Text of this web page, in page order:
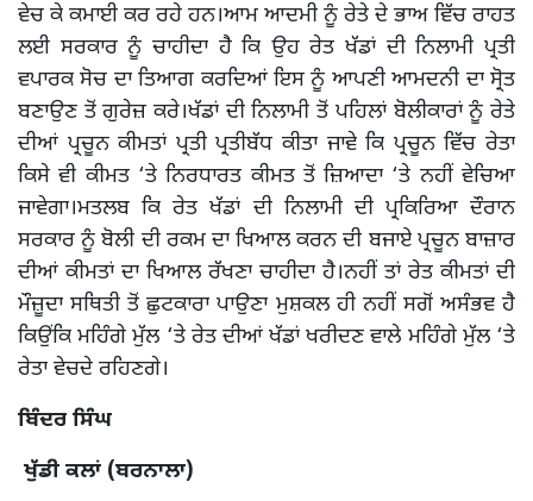
ਵੇਚ ਕੇ ਕਮਾਈ ਕਰ ਰਹੇ ਹਨ।ਆਮ ਆਦਮੀ ਨੂੰ ਰੇਤੇ ਦੇ ਭਾਅ ਵਿੱਚ ਰਾਹਤ
ਲਈ ਸਰਕਾਰ ਨੂੰ ਚਾਹੀਦਾ ਹੈ ਕਿ ਉਹ ਰੇਤ ਖੱਡਾਂ ਦੀ ਨਿਲਾਮੀ ਪ੍ਰਤੀ
ਵਪਾਰਕ ਸੋਚ ਦਾ ਤਿਆਗ ਕਰਦਿਆਂ ਇਸ ਨੂੰ ਆਪਣੀ ਆਮਦਨੀ ਦਾ ਸ੍ਰੋਤ
ਬਣਾਉਣ ਤੋਂ ਗੁਰੇਜ਼ ਕਰੇ।ਖੱਡਾਂ ਦੀ ਨਿਲਾਮੀ ਤੋਂ ਪਹਿਲਾਂ ਬੋਲੀਕਾਰਾਂ ਨੂੰ ਰੇਤੇ
ਦੀਆਂ ਪ੍ਰਚੂਨ ਕੀਮਤਾਂ ਪ੍ਰਤੀ ਪ੍ਰਤੀਬੱਧ ਕੀਤਾ ਜਾਵੇ ਕਿ ਪ੍ਰਚੂਨ ਵਿੱਚ ਰੇਤਾ
ਕਿਸੇ ਵੀ ਕੀਮਤ ‘ਤੇ ਨਿਰਧਾਰਤ ਕੀਮਤ ਤੋਂ ਜ਼ਿਆਦਾ ‘ਤੇ ਨਹੀਂ ਵੇਚਿਆ
ਜਾਵੇਗਾ।ਮਤਲਬ ਕਿ ਰੇਤ ਖੱਡਾਂ ਦੀ ਨਿਲਾਮੀ ਦੀ ਪ੍ਰਕਿਰਿਆ ਦੌਰਾਨ
ਸਰਕਾਰ ਨੂੰ ਬੋਲੀ ਦੀ ਰਕਮ ਦਾ ਖਿਆਲ ਕਰਨ ਦੀ ਬਜਾਏ ਪ੍ਰਚੂਨ ਬਾਜ਼ਾਰ
ਦੀਆਂ ਕੀਮਤਾਂ ਦਾ ਖਿਆਲ ਰੱਖਣਾ ਚਾਹੀਦਾ ਹੈ।ਨਹੀਂ ਤਾਂ ਰੇਤ ਕੀਮਤਾਂ ਦੀ
ਮੌਜ਼ੂਦਾ ਸਥਿਤੀ ਤੋਂ ਛੁਟਕਾਰਾ ਪਾਉਣਾ ਮੁਸ਼ਕਲ ਹੀ ਨਹੀਂ ਸਗੋਂ ਅਸੰਭਵ ਹੈ
ਕਿਉਂਕਿ ਮਹਿੰਗੇ ਮੁੱਲ ‘ਤੇ ਰੇਤ ਦੀਆਂ ਖੱਡਾਂ ਖਰੀਦਣ ਵਾਲੇ ਮਹਿੰਗੇ ਮੁੱਲ ‘ਤੇ
ਰੇਤਾ ਵੇਚਦੇ ਰਹਿਣਗੇ।
ਬਿੰਦਰ ਸਿੰਘ
ਖੁੱਡੀ ਕਲਾਂ (ਬਰਨਾਲਾ)